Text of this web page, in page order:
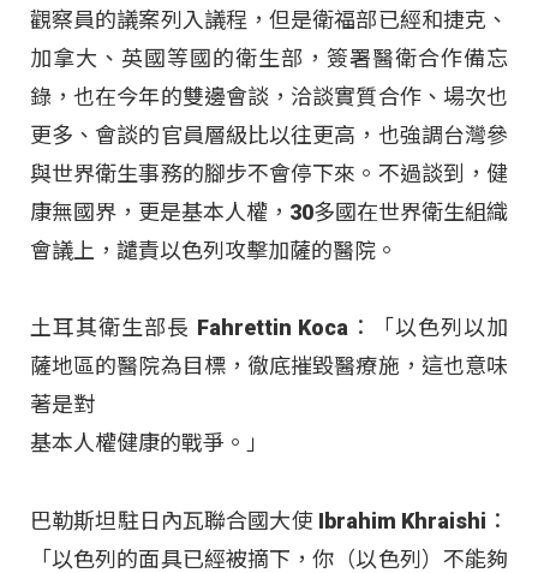
觀察員的議案列入議程，但是衛福部已經和捷克、
加拿大、英國等國的衛生部，簽署醫衛合作備忘
錄，也在今年的雙邊會談，洽談實質合作、場次也
更多、會談的官員層級比以往更高，也強調台灣參
與世界衛生事務的腳步不會停下來。不過談到，健
康無國界，更是基本人權，30多國在世界衛生組織
會議上，譴責以色列攻擊加薩的醫院。
土耳其衛生部長 Fahrettin Koca：「以色列以加
薩地區的醫院為目標，徹底摧毀醫療施，這也意味
著是對
基本人權健康的戰爭。」
巴勒斯坦駐日內瓦聯合國大使 Ibrahim Khraishi：
「以色列的面具已經被摘下，你（以色列）不能夠